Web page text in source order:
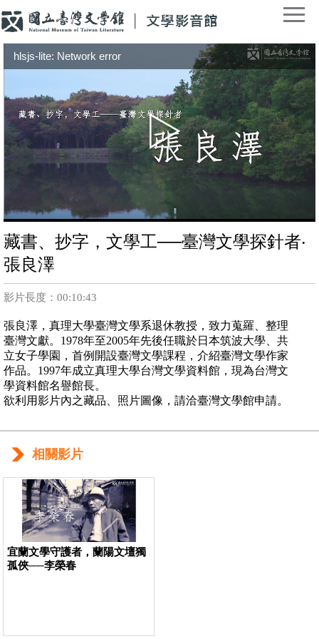
hlsjs-lite: Network error
藏書、抄字，文學工──臺灣文學探針者‧
張良澤
影片長度：00:10:43
張良澤，真理大學臺灣文學系退休教授，致力蒐羅、整理
臺灣文獻。1978年至2005年先後任職於日本筑波大學、共
立女子學園，首例開設臺灣文學課程，介紹臺灣文學作家
作品。1997年成立真理大學台灣文學資料館，現為台灣文
學資料館名譽館長。
欲利用影片內之藏品、照片圖像，請洽臺灣文學館申請。
相關影片
宜蘭文學守護者，蘭陽文壇獨
孤俠──李榮春